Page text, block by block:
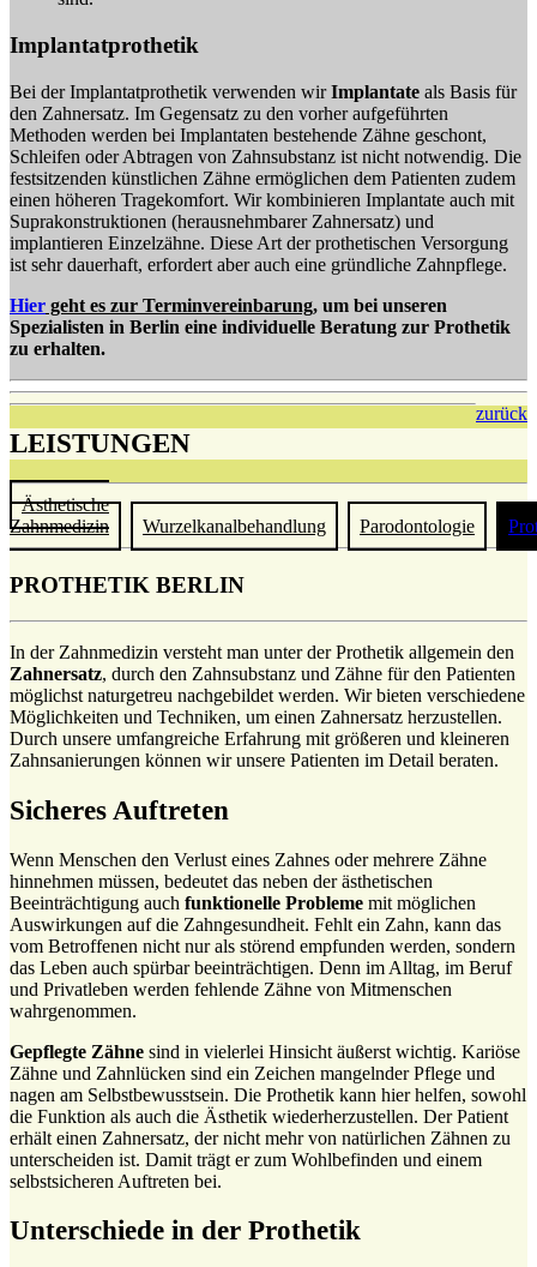
Implantatprothetik
Bei der Implantatprothetik verwenden wirImplantate als Basis für
den Zahnersatz. Im Gegensatz zu den vorher aufgeführten
Methoden werden bei Implantaten bestehende Zähne geschont,
Schleifen oder Abtragen von Zahnsubstanz ist nicht notwendig. Die
festsitzenden künstlichen Zähne ermöglichen dem Patienten zudem
einen höheren Tragekomfort. Wir kombinieren Implantate auch mit
Suprakonstruktionen (herausnehmbarer Zahnersatz) und
implantieren Einzelzähne. Diese Art der prothetischen Versorgung
ist sehr dauerhaft, erfordert aber auch eine gründliche Zahnpflege.
Hier geht es zur Terminvereinbarung, um bei unseren
Spezialisten in Berlin eine individuelle Beratung zur Prothetik
zu erhalten.
zurück
LEISTUNGEN
Ästhetische
Zahnmedizin
Wurzelkanalbehandlung Parodontologie
PROTHETIK BERLIN
In der Zahnmedizin versteht man unter der Prothetik allgemein den
Zahnersatz, durch den Zahnsubstanz und Zähne für den Patienten
möglichst naturgetreu nachgebildet werden. Wir bieten verschiedene
Möglichkeiten und Techniken, um einen Zahnersatz herzustellen.
Durch unsere umfangreiche Erfahrung mit größeren und kleineren
Zahnsanierungen können wir unsere Patienten im Detail beraten.
Sicheres Auftreten
Wenn Menschen den Verlust eines Zahnes oder mehrere Zähne
hinnehmen müssen, bedeutet das neben der ästhetischen
Beeinträchtigung auch funktionelle Probleme mit möglichen
Auswirkungen auf die Zahngesundheit. Fehlt ein Zahn, kann das
vom Betroffenen nicht nur als störend empfunden werden, sondern
das Leben auch spürbar beeinträchtigen. Denn im Alltag, im Beruf
und Privatleben werden fehlende Zähne von Mitmenschen
wahrgenommen.
Gepflegte Zähne sind in vielerlei Hinsicht äußerst wichtig. Kariöse
Zähne und Zahnlücken sind ein Zeichen mangelnder Pflege und
nagen am Selbstbewusstsein. Die Prothetik kann hier helfen, sowohl
die Funktion als auch die Ästhetik wiederherzustellen. Der Patient
erhält einen Zahnersatz, der nicht mehr von natürlichen Zähnen zu
unterscheiden ist. Damit trägt er zum Wohlbefinden und einem
selbstsicheren Auftreten bei.
Unterschiede in der Prothetik